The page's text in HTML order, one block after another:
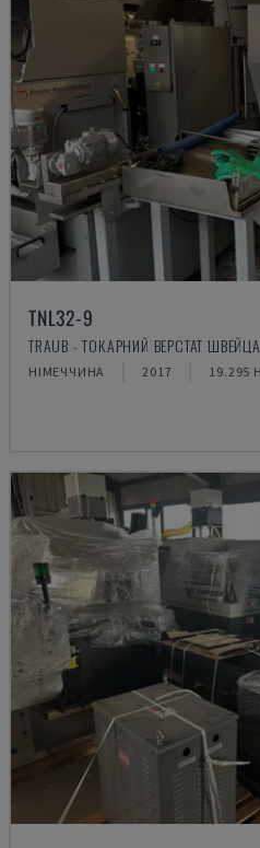
TNL32-9
TRAUB - ТОКАРНИЙ ВЕРСТАТ
НІМЕЧЧИНА 2017 19.295